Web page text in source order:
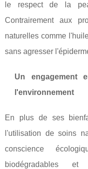
le respect de la
Contrairement aux
naturelles comme
sans agresser
Un engagement
l'environnement
En plus de ses
l'utilisation de soins
conscience
biodégradables